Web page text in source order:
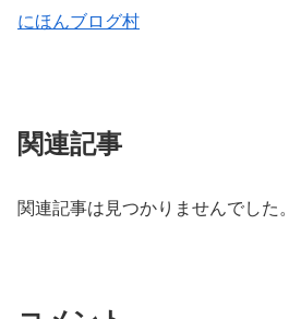
にほんブログ村
関連記事
関連記事は見つかりませんでした。